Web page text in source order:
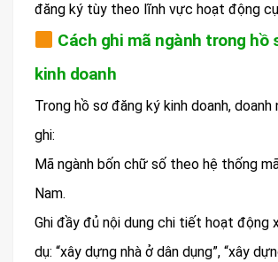
đăng ký tùy theo lĩnh vực hoạt động
Cách ghi mã ngành trong hồ
kinh doanh
Trong hồ sơ đăng ký kinh doanh, doanh
ghi:
Mã ngành bốn chữ số theo hệ thống
Nam.
Ghi đầy đủ nội dung chi tiết hoạt động
dụ: “xây dựng nhà ở dân dụng”, “xây